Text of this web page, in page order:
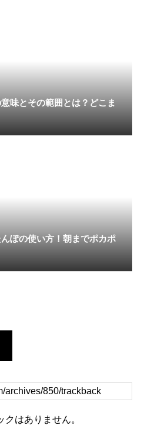
味とその範囲とは？どこま
ぽの使い方！朝までポカポ
はありません。